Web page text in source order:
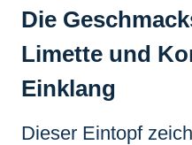
Die
Limette und
Einklang
Dieser Eintopf